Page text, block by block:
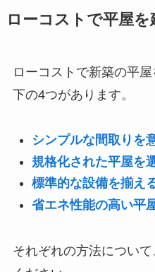
ローコストで平屋
ローコストで新築の平
下の4つがあります。
シンプルな間取りを
規格化された平屋を
標準的な設備を揃え
省エネ性能の高い平
それぞれの方法につい